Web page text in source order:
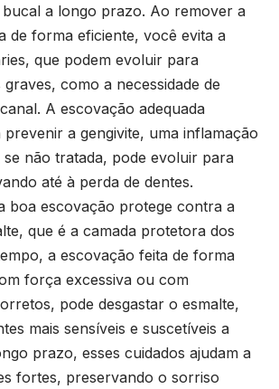
a longo prazo. Ao remover a
de forma eficiente, você evita a
que podem evoluir para
como a necessidade de
A escovação adequada
prevenir a gengivite, uma inflamação
se não tratada, pode evoluir para
até à perda de dentes.
boa escovação protege contra a
que é a camada protetora dos
a escovação feita de forma
força excessiva ou com
pode desgastar o esmalte,
mais sensíveis e suscetíveis a
prazo, esses cuidados ajudam a
fortes, preservando o sorriso